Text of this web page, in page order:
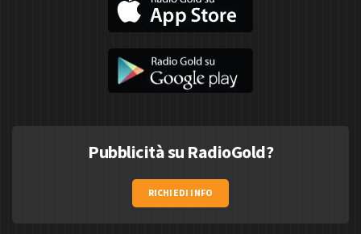
Pubblicità su RadioGold?
RICHIEDI INFO